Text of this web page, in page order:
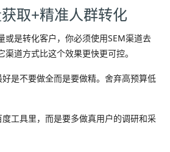
取+精准人群转化
或是转化客户，你必须使用SEM渠道去
道方式比这个效果更快更可控。
是不要做全而是要做精。舍弃高预算低
工具里，而是要多做真用户的调研和采